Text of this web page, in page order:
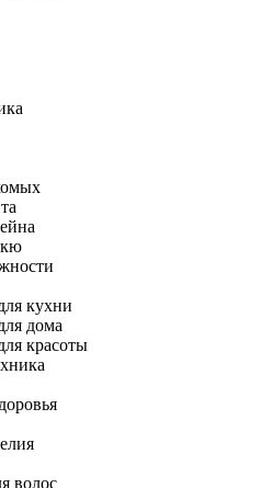
кухни
дома
красоты
волос